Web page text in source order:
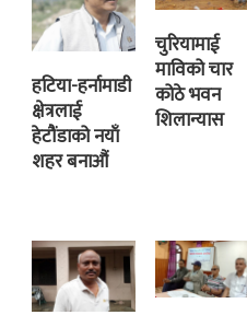
हटिया-हर्नामाडी
क्षेत्रलाई
हेटौंडाको नयाँ
शहर बनाऔं
चुरियामाई
माविको चार
कोठे भवन
शिलान्यास